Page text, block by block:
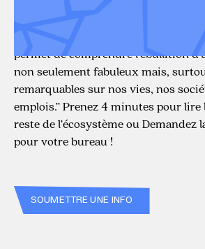
pour notre territoire : “MERCI AUX
AUX PIONNIERS, cet aperçu
permet de comprendre l’ébullition
non seulement fabuleux mais,
remarquables sur nos vies, nos
emplois.” Prenez 4 minutes pour lire
reste de l’écosystème ou Demandez
pour votre bureau !
SOUMETTRE UNE INFO